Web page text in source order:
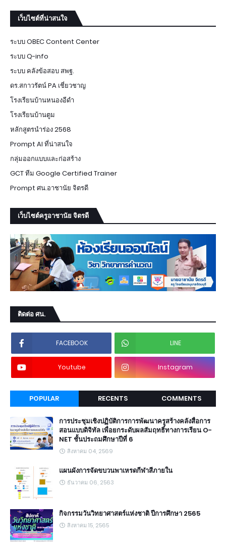
เว็บไซต์ที่น่าสนใจ
ระบบ OBEC Content Center
ระบบ Q-info
ระบบ คลังข้อสอบ สพฐ.
ดร.สกาวรัตน์ PA เชี่ยวชาญ
โรงเรียนบ้านหนองอีดำ
โรงเรียนบ้านตูม
หลักสูตรนำร่อง 2568
Prompt AI ที่น่าสนใจ
กลุ่มออกแบบและก่อสร้าง
GCT ทีม Google Certified Trainer
Prompt ศน.อาชานัย จิตรดี
เว็บไซต์ครูอาชานัย จิตรดี
ติดต่อ ศน.
FACEBOOK LINE
Youtube Instagram
POPULAR RECENTS COMMENTS
การประชุมเชิงปฏิบัติการการพัฒนาครูสร้างคลังสื่อการ
สอนแบบดิจิทัล เพื่อยกระดับผลสัมฤทธิ์ทางการเรียน O-
NET ชั้นประถมศึกษาปีที่ 6
สิงหาคม 04, 2569
แผนผังการจัดขบวนพาเหรดกีฬาสีภายใน
ธันวาคม 06, 2563
กิจกรรมวันวิทยาศาสตร์แห่งชาติ ปีการศึกษา 2565
สิงหาคม 15, 2565